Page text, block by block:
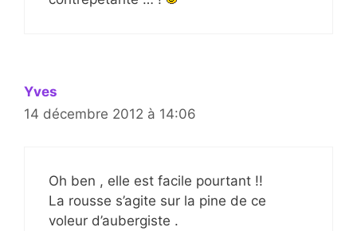
Yves
14 décembre 2012 à 14:06
Oh ben , elle est facile pourtant !!
La rousse s’agite sur la pine de ce
voleur d’aubergiste .